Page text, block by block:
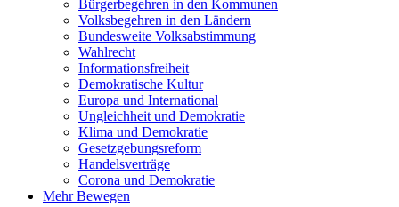
Bürgerbegehren in den Kommunen
Volksbegehren in den Ländern
Bundesweite Volksabstimmung
Wahlrecht
Informationsfreiheit
Demokratische Kultur
Europa und International
Ungleichheit und Demokratie
Klima und Demokratie
Gesetzgebungsreform
Handelsverträge
Corona und Demokratie
Mehr Bewegen